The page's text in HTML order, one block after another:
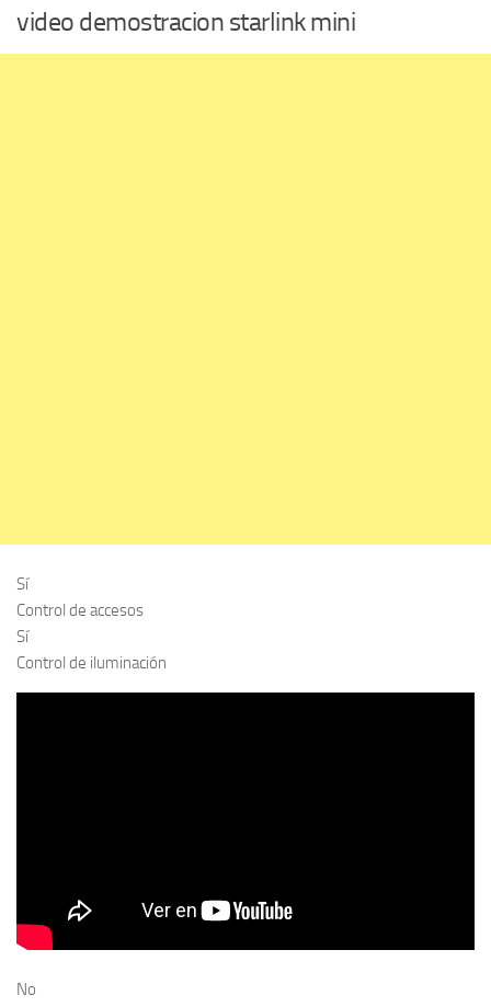
video demostracion starlink mini
Sí
Control de accesos
Sí
Control de iluminación
No